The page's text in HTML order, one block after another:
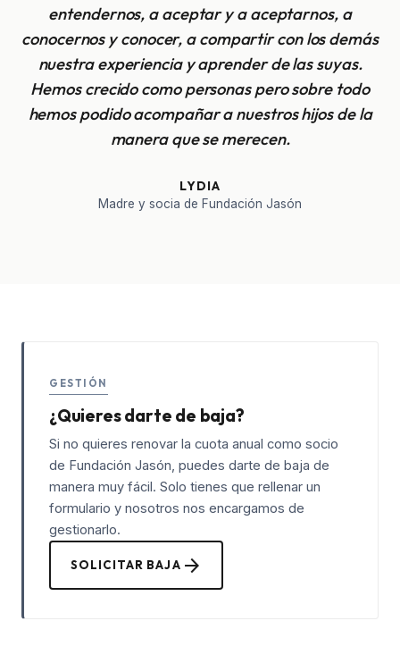
entendernos, a aceptar y a aceptarnos, a
conocernos y conocer, a compartir con los demás
nuestra experiencia y aprender de las suyas.
Hemos crecido como personas pero sobre todo
hemos podido acompañar a nuestros hijos de la
manera que se merecen.
LYDIA
Madre y socia de Fundación Jasón
GESTIÓN
¿Quieres darte de baja?
Si no quieres renovar la cuota anual como socio
de Fundación Jasón, puedes darte de baja de
manera muy fácil. Solo tienes que rellenar un
formulario y nosotros nos encargamos de
gestionarlo.
SOLICITAR BAJA arrow_forward